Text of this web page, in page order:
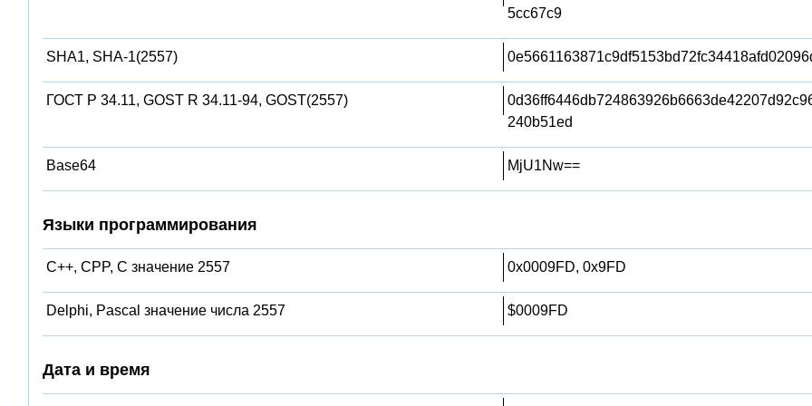
5cc67c9
SHA1, SHA-1(2557)
ГОСТ Р 34.11, GOST R 34.11-94, GOST(2557)
240b51ed
Base64 MjU1Nw==
Языки программирования
C++, CPP, C значение 2557 0x0009FD, 0x9FD
Delphi, Pascal значение числа 2557 $0009FD
Дата и время